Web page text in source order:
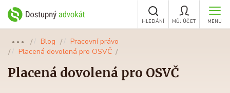
MENU
MŮJ ÚČET
HLEDÁNÍ
●●● Blog
Pracovní právo
Placená dovolená pro OSVČ
Placená dovolená pro OSVČ